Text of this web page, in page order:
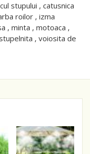
stupului , catusnica
roilor , izma
, minta , motoaca ,
, voiosita de